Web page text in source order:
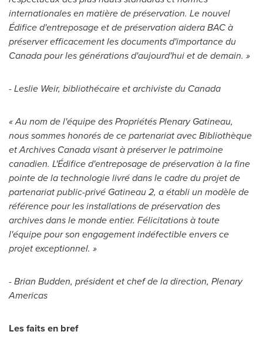
internationales en matière de préservation. Le nouvel
Édifice d'entreposage et de préservation aidera BAC à
préserver efficacement les documents d'importance du
Canadapour les générations d'aujourd'hui et de demain. »
-Leslie Weir, bibliothécaire et archiviste du Canada
« Au nom de l'équipe des Propriétés Plenary Gatineau,
nous sommes honorés de ce partenariat avec Bibliothèque
et Archives Canada visant à préserver le patrimoine
canadien. L'Édifice d'entreposage de préservation à la fine
pointe de la technologie livré dans le cadre du projet de
partenariat public-privé Gatineau2, a établi un modèle de
référence pour les installations de préservation des
archives dans le monde entier. Félicitations à toute
l'équipe pour son engagement indéfectible envers ce
projet exceptionnel. »
-Brian Budden, président et chef de la direction, Plenary
Americas
Les faits en bref